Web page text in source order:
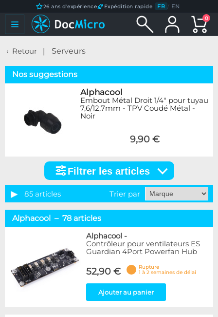
26 ans d'expérience Expédition rapide FR / EN
0
Retour Serveurs
Nos suggestions
Alphacool
Embout Métal Droit 1/4" pour tuyau
7,6/12,7mm - TPV Coudé Métal -
Noir
9,90 €
articles
Catégorie
Racks & chiller
17
Réservoirs & pompes
13
Radiateurs
13
Raccords & tuyaux
17
Liquides
2
Accessoires
Filtrer les articles
85 articles Trier par
Alphacool – 78 articles
Alphacool -
Contrôleur pour ventilateurs ES
Guardian 4Port Powerfan Hub
52,90 €
Rupture
1 à 2 semaines de délai
Ajouter au panier